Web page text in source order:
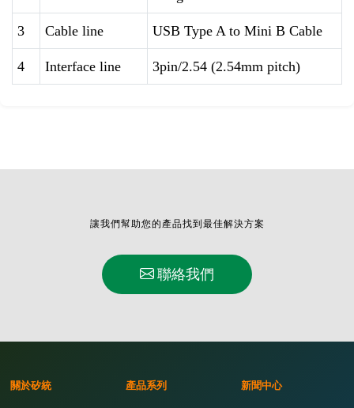
3 Cable line USB Type A to Mini B Cable
4 Interface line 3pin/2.54 (2.54mm pitch)
讓我們幫助您的產品找到最佳解決方案
聯絡我們
關於矽統 產品系列 新聞中心